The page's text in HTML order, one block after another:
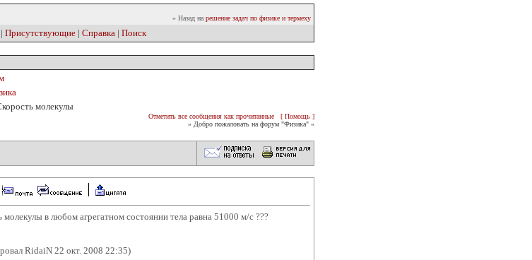
» Назад на решение задач по физике и термеху
| Присутствующие | Справка | Поиск
молекулы
Отметить все сообщения как прочитанные
[ Помощь ]
» Добро пожаловать на форум "Физика" «
в любом агрегатном состоянии тела равна 51000 м/с ???
RidaiN 22 окт. 2008 22:35)